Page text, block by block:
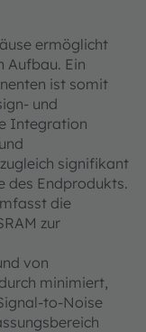
ermöglicht
Aufbau. Ein
ist somit
und
Integration
signifikant
des Endprodukts.
die
zur
von
minimiert,
to-Noise